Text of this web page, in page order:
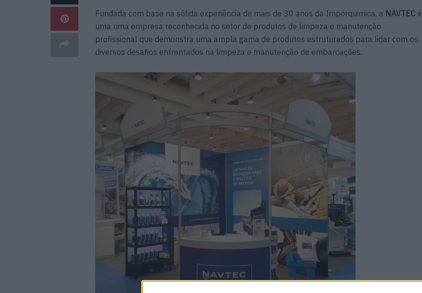
Fundada com base na sólida experiência de mais de 30 anos da Imporquimica, a NAVTEC é
uma uma empresa reconhecida no setor de produtos de limpeza e manutenção
profissional que demonstra uma ampla gama de produtos estruturados para lidar com os
diversos desafios enfrentados na limpeza e manutenção de embarcações.